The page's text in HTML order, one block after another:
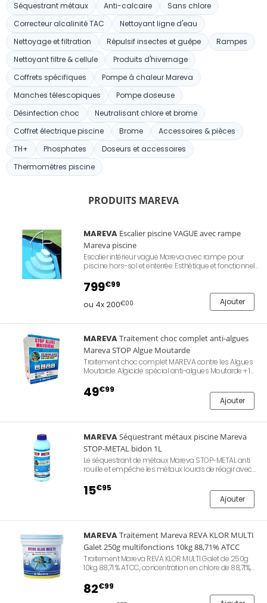
Séquestrant métaux
Anti-calcaire
Sans chlore
Correcteur alcalinité TAC
Nettoyant ligne d'eau
Nettoyage et filtration
Répulsif insectes et guêpe
Rampes
Nettoyant filtre & cellule
Produits d'hivernage
Coffrets spécifiques
Pompe à chaleur Mareva
Manches télescopiques
Pompe doseuse
Désinfection choc
Neutralisant chlore et brome
Coffret électrique piscine
Brome
Accessoires & pièces
TH+
Phosphates
Doseurs et accessoires
Thermomètres piscine
PRODUITS MAREVA
MAREVA Escalier piscine VAGUE avec rampe
Mareva piscine
Escalier intérieur vague Mareva avec rampe pour
piscine hors-sol et enterrée. Esthétique et fonctionnel,
d'ancrage, de 6 ventouses et de coins arrondis.
S'adapte sur la majorité des piscines hors-sol ou
enterrées à fond plat uniquement. Poids maximal
supporté : 182kg.
799€99
ou 4x 200€00 Ajouter
MAREVATraitement choc complet anti-algues
Mareva STOP Algue Moutarde
Traitement choc complet MAREVA contre les Algues
Moutarde. Algicide spécial anti-algues Moutarde + 1
rapide. Facile d’utilisation. Pas de stabilisant. Pas de
bromure de sodium qui pose un problème pour la
49€99
Ajouter
MAREVASéquestrant métaux piscine Mareva
STOP-METAL bidon 1L
Le séquestrant de métaux Mareva STOP-METAL anti
rouille et empêche les métaux lourds de réagir avec
ions fer, cuivre et des métaux lourds. Améliore
l'efficacité des produits de traitement.
15€95
Ajouter
MAREVATraitement Mareva REVA KLOR MULTI
Galet 250g multifonctions 10kg 88,71% ATCC
Traitement Mareva REVA KLOR MULTI Galet de 250g
10kg 88,71 % ATCC, concentration en chlore de 88,71%,
anti-algues, effet désinfectant prolongé, floculant
pour une eau cristalline, traitement complet à lui seul.
82€99